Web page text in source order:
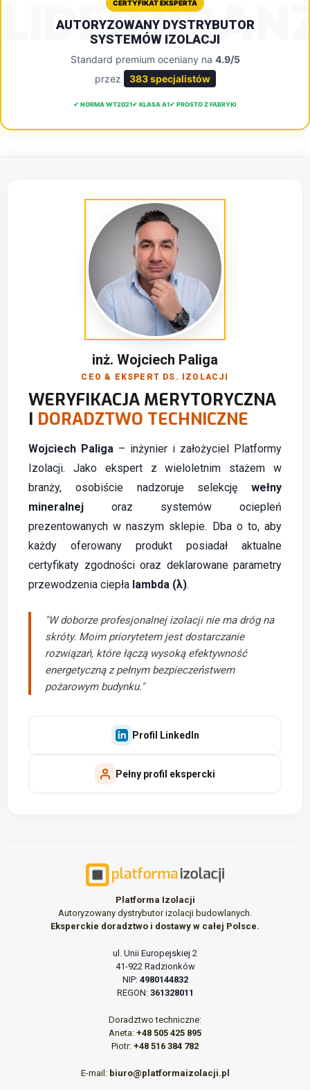
LIDER
CERTYFIKAT EKSPERTA
AUTORYZOWANY DYSTRYBUTOR
SYSTEMÓW IZOLACJI
Standard premium oceniany na 4.9/5
przez
383 specjalistów
✔ NORMA WT2021✔ KLASA A1✔ PROSTO Z FABRYKI
WERYFIKACJA MERYTORYCZNA
I DORADZTWO TECHNICZNE
Wojciech Paliga – inżynier i założyciel Platformy
Izolacji. Jako ekspert z wieloletnim stażem w
branży, osobiście nadzoruje selekcję wełny
mineralnej oraz systemów ociepleń
prezentowanych w naszym sklepie. Dba o to, aby
każdy oferowany produkt posiadał aktualne
certyfikaty zgodności oraz deklarowane parametry
przewodzenia ciepła lambda (λ).
"W doborze profesjonalnej izolacji nie ma dróg na
skróty. Moim priorytetem jest dostarczanie
rozwiązań, które łączą wysoką efektywność
energetyczną z pełnym bezpieczeństwem
pożarowym budynku."
Profil LinkedIn
Pełny profil ekspercki
inż. Wojciech Paliga
CEO & EKSPERT DS. IZOLACJI
Platforma Izolacji
Autoryzowany dystrybutor izolacji budowlanych.
Eksperckie doradztwo i dostawy w całej Polsce.
ul. Unii Europejskiej 2
41-922 Radzionków
NIP: 4980144832
REGON: 361328011
Doradztwo techniczne:
Aneta: +48 505 425 895
Piotr: +48 516 384 782
E-mail: biuro@platformaizolacji.pl